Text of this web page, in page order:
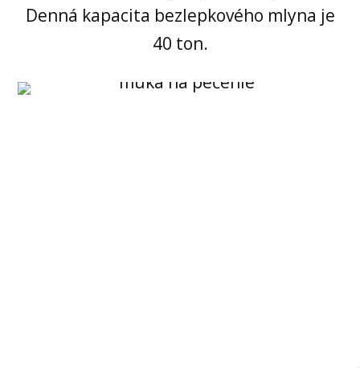
Denná kapacita bezlepkového mlyna je
40 ton.